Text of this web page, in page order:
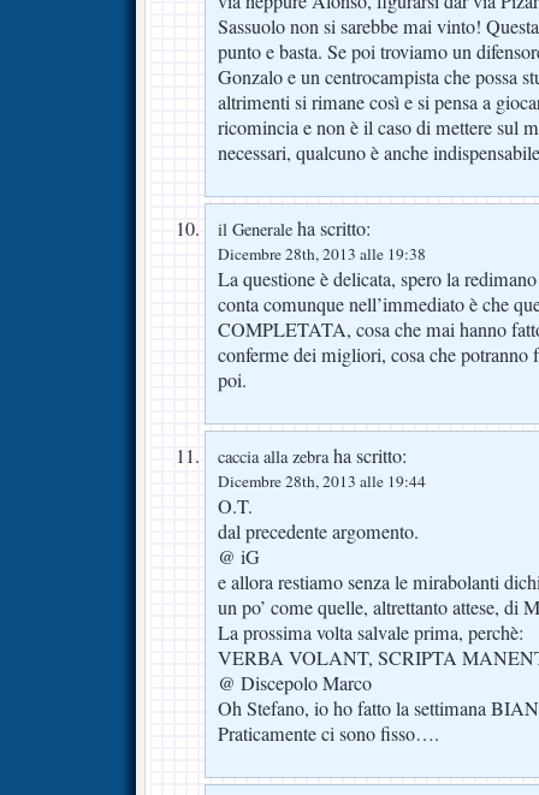
Sassuolo non si sarebbe mai vinto!
punto e basta. Se poi troviamo un
Gonzalo e un centrocampista che possa
altrimenti si rimane così e si pensa a
ricomincia e non è il caso di mettere sul
necessari, qualcuno è anche
il Generale ha scritto:
Dicembre 28th, 2013 alle 19:38
La questione è delicata, spero la
conta comunque nell’immediato è che
COMPLETATA, cosa che mai hanno
conferme dei migliori, cosa che potranno
poi.
caccia alla zebraha scritto:
Dicembre 28th, 2013 alle 19:44
O.T.
dal precedente argomento.
@ iG
e allora restiamo senza le mirabolanti
un po’ come quelle, altrettanto attese, di
La prossima volta salvale prima, perchè:
VERBA VOLANT, SCRIPTA
@ Discepolo Marco
Oh Stefano, io ho fatto la settimana
Praticamente ci sono fisso….